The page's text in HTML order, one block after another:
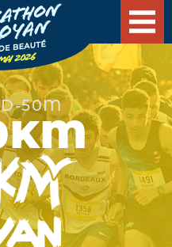
50M